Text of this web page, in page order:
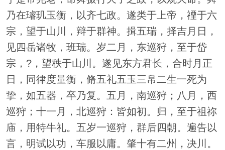
乃在璿玑玉衡，以齐七政。遂类于上帝，禋于六
宗，望于山川，辩于群神。揖五瑞，择吉月日，
见四岳诸牧，班瑞。岁二月，东巡狩，至于岱
宗，?，望秩于山川。遂见东方君长，合时月正
日，同律度量衡，脩五礼五玉三帛二生一死为
挚，如五器，卒乃复。五月，南巡狩；八月，西
巡狩；十一月，北巡狩：皆如初。归，至于祖祢
庙，用特牛礼。五岁一巡狩，群后四朝。遍告以
言，明试以功，车服以庸。肇十有二州，决川。